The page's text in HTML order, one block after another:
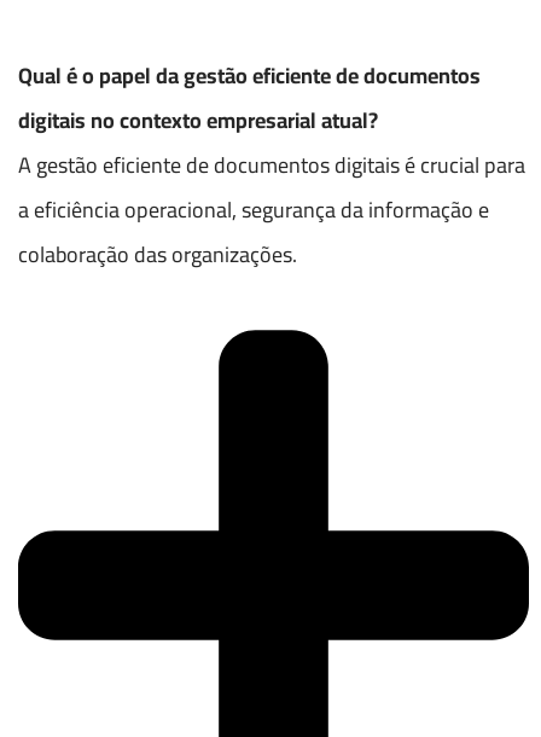
Qual é o papel da gestão eficiente de documentos
digitais no contexto empresarial atual?
A gestão eficiente de documentos digitais é crucial para
a eficiência operacional, segurança da informação e
colaboração das organizações.